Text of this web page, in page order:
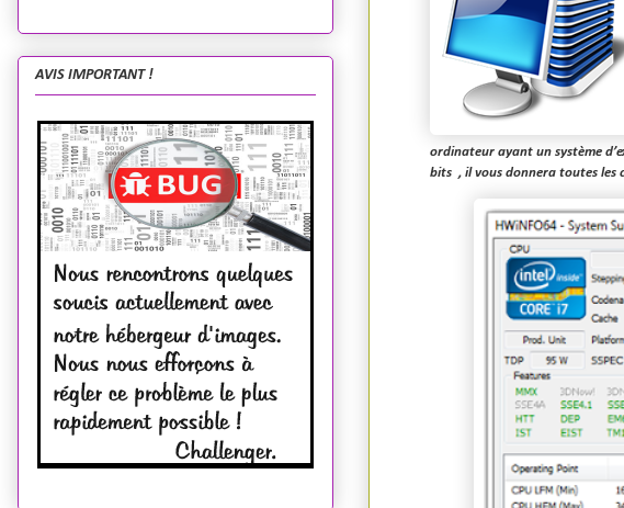
ordinateur ayant un système
bits , il vous donnera toutes les
AVIS IMPORTANT !